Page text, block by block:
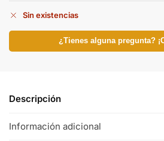
Sin existencias
¿Tienes alguna pregunta?
Descripción
Información adicional